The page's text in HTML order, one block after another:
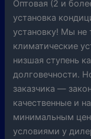
Оптовая (2 и
установка
установку! Мы не
климатические
низшая ступень
долговечности.
заказчика —
качественные и
минимальным
условиями у